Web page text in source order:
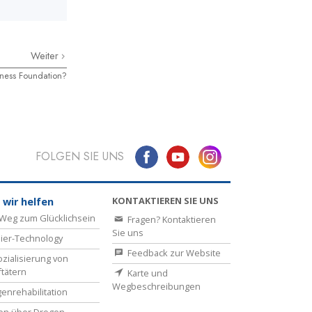
Weiter
Foundation?
FOLGEN SIE UNS
wir helfen
zum Glücklichsein
Technology
von
KONTAKTIEREN SIE UNS
Fragen? Kontaktieren
Sie uns
Feedback zur Website
Karte und
Wegbeschreibungen